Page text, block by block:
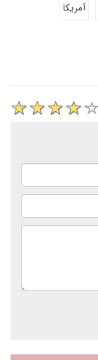
آمریکا